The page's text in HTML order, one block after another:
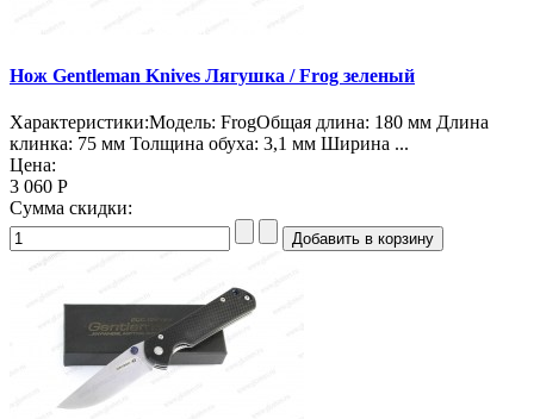
Нож Gentleman Knives Лягушка / Frog зеленый
Характеристики:Модель: FrogОбщая длина: 180 мм Длина
клинка: 75 мм Толщина обуха: 3,1 мм Ширина ...
Цена:
3 060 Р
Сумма скидки: